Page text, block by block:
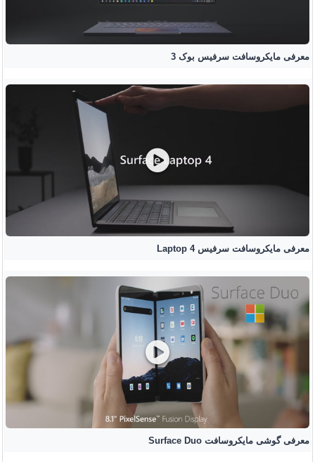
معرفی مایکروسافت سرفیس بوک 3
معرفی مایکروسافت سرفیس Laptop 4
معرفی گوشی مایکروسافت Surface Duo